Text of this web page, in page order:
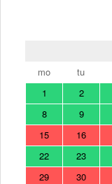
mo
tu
1
2
8
9
15
16
22
23
29
30